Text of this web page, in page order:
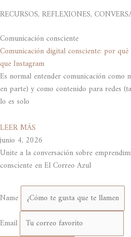
RECURSOS, REFLEXIONES,
Comunicación consciente
Comunicación digital consciente: por
que Instagram
Es normal entender comunicación como
en parte) y como contenido para redes
lo es solo
LEER MÁS
junio 4, 2026
Unite a la conversación sobre
consciente en El Correo Azul
Name
Email